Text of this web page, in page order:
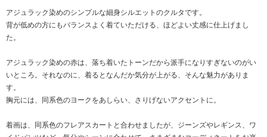
アジュラック染めのシンプルな細身シルエットのクルタです。
背が低めの方にもバランスよく着ていただける、ほどよい丈感に仕上げまし
た。
アジュラック染めの赤は、落ち着いたトーンだから派手になりすぎないのがい
いところ。それなのに、着るとなんだか気分が上がる、そんな魅力がありま
す。
胸元には、同系色のヨークをあしらい、さりげないアクセントに。
着画は、同系色のフレアスカートと合わせましたが、ジーンズやレギンス、ワ